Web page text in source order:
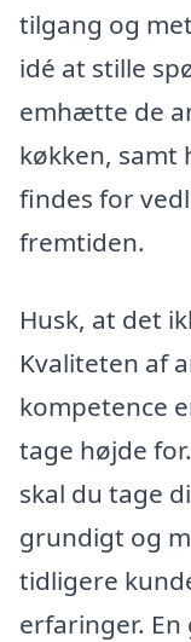
tilgang og
idé at stille
emhætte de
køkken, samt
findes for
fremtiden.
Husk, at det
Kvaliteten af
kompetence
tage højde
skal du tage
grundigt og
tidligere
erfaringer.